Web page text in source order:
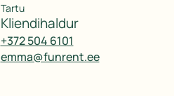
Tartu
kliendihaldur
+372 504 6101
emma@funrent.ee